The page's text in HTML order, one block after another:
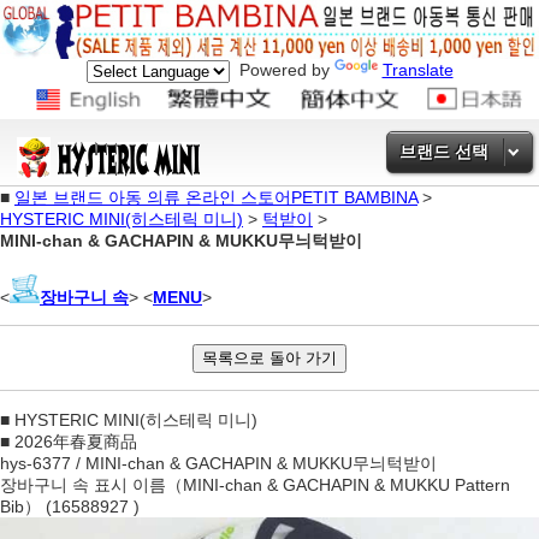
Powered by Translate
브랜드 선택
■ 일본 브랜드 아동 의류 온라인 스토어PETIT BAMBINA>
HYSTERIC MINI(히스테릭 미니) > 턱받이 >
MINI-chan & GACHAPIN & MUKKU무늬턱받이
< 장바구니 속> <MENU>
■ HYSTERIC MINI(히스테릭 미니)
■ 2026年春夏商品
hys-6377 / MINI-chan & GACHAPIN & MUKKU무늬턱받이
장바구니 속 표시 이름（MINI-chan & GACHAPIN & MUKKU Pattern
Bib） (16588927 )